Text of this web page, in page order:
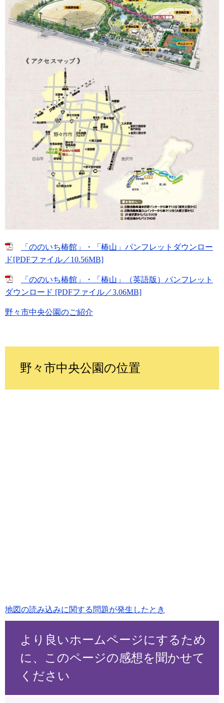
「ののいち椿館」・「椿山」パンフレットダウンロー
ド[PDFファイル／10.56MB]
「ののいち椿館」・「椿山」（英語版）パンフレット
ダウンロード [PDFファイル／3.06MB]
野々市中央公園のご紹介
野々市中央公園の位置
地図の読み込みに関する問題が発生したとき
より良いホームページにするため
に、このページの感想を聞かせて
ください